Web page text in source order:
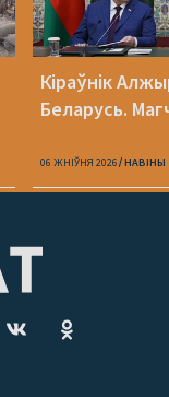
Кіраўнік
Беларусь.
06 ЖНІЎНЯ 2026 НАВІНЫ